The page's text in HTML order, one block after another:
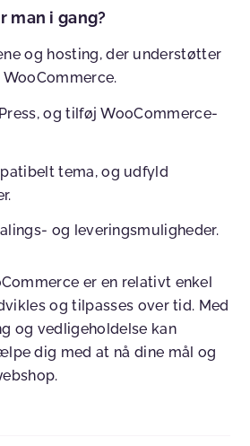
man i gang?
og hosting, der understøtter
og tilføj WooCommerce-
tema, og udfyld
og leveringsmuligheder.
er en relativt enkel
og tilpasses over tid. Med
og vedligeholdelse kan
dig med at nå dine mål og